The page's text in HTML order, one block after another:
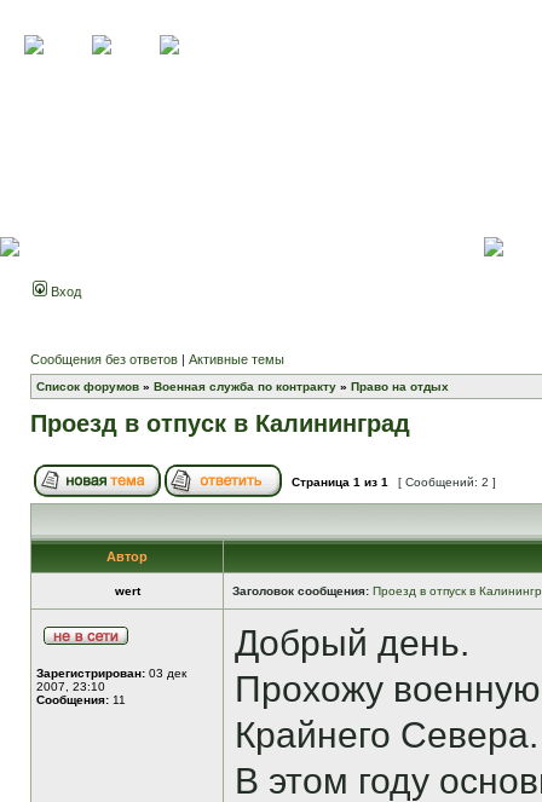
Вход
Сообщения без ответов | Активные темы
Список форумов » Военная служба по контракту » Право на отдых
Проезд в отпуск в Калининград
Страница 1 из 1 [ Сообщений: 2 ]
Автор
wert Заголовок сообщения: Проезд в отпуск в
Зарегистрирован: 03 дек
2007, 23:10
Сообщения: 11
Добрый день.
Прохожу военную
Крайнего Севера.
В этом году